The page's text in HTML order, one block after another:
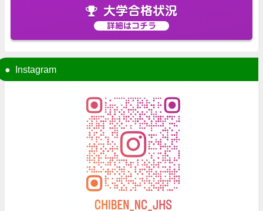
大学合格状況
詳細はコチラ
Instagram